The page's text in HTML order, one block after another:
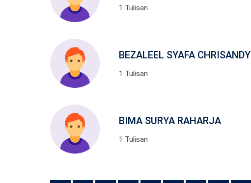
1 Tulisan
BEZALEEL SYAFA CHRISANDY
1 Tulisan
BIMA SURYA RAHARJA
1 Tulisan